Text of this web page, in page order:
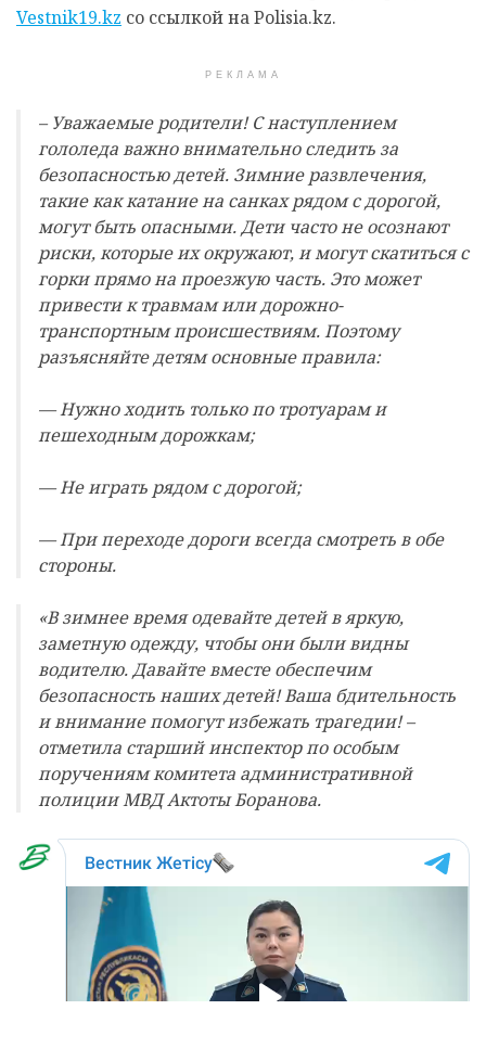
Vestnik19.kz со ссылкой на Polisia.kz.
РЕКЛАМА
– Уважаемые родители! С наступлением
гололеда важно внимательно следить за
безопасностью детей. Зимние развлечения,
такие как катание на санках рядом с дорогой,
могут быть опасными. Дети часто не осознают
риски, которые их окружают, и могут скатиться с
горки прямо на проезжую часть. Это может
привести к травмам или дорожно-
транспортным происшествиям. Поэтому
разъясняйте детям основные правила:
— Нужно ходить только по тротуарам и
пешеходным дорожкам;
— Не играть рядом с дорогой;
— При переходе дороги всегда смотреть в обе
стороны.
«В зимнее время одевайте детей в яркую,
заметную одежду, чтобы они были видны
водителю. Давайте вместе обеспечим
безопасность наших детей! Ваша бдительность
и внимание помогут избежать трагедии! –
отметила старший инспектор по особым
поручениям комитета административной
полиции МВД Актоты Боранова.